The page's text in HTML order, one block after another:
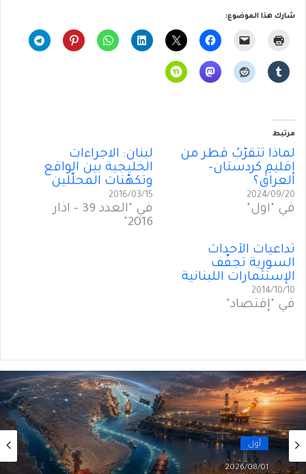
شارك هذا الموضوع:
مرتبط
لماذا تتقرَّبُ قطر من
إقليمِ كردستان-
العراق؟
2024/09/20
في "أول"
لبنان: الاجراءات
الخليجية بين الواقع
وتكهّنات المحلّلين
2016/03/15
في "العدد 39 - آذار
2016"
تداعيات الأحداث
السورية تجفّف
الإستثمارات اللبنانية
2014/10/10
في "إقتصاد"
أول
2026/08/01